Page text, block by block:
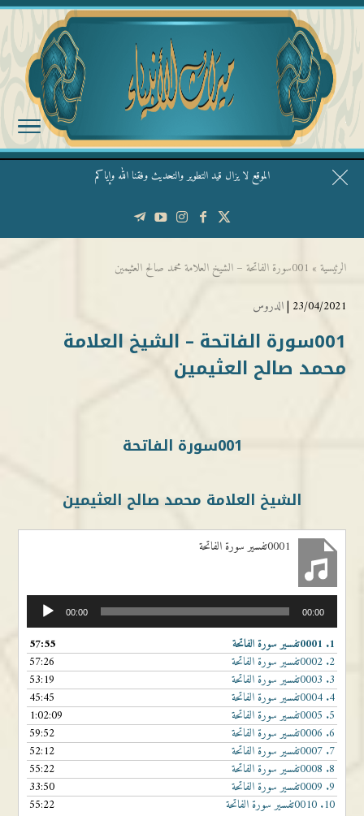
الموقع لا يزال قيد التطوير والتحديث وفقنا الله وإياكم
قال الشيخ ربيع وفقه الله: نحن ليس عندنا تقديس الأشخاص
الرئيسية » 001سورة الفاتحة – الشيخ العلامة محمد صالح العثيمين
23/04/2021 | الدروس
001سورة الفاتحة – الشيخ العلامة
محمد صالح العثيمين
001سورة الفاتحة
الشيخ العلامة محمد صالح العثيمين
0001تفسير سورة الفاتحة
الصوت
00:00 00:00
1. 0001تفسير سورة الفاتحة
57:55
2. 0002تفسير سورة الفاتحة
57:26
3. 0003تفسير سورة الفاتحة
53:19
4. 0004تفسير سورة الفاتحة
45:45
5. 0005تفسير سورة الفاتحة
1:02:09
6. 0006تفسير سورة الفاتحة
59:52
7. 0007تفسير سورة الفاتحة
52:12
8. 0008تفسير سورة الفاتحة
55:22
9. 0009تفسير سورة الفاتحة
33:50
10. 0010تفسير سورة الفاتحة 55:22